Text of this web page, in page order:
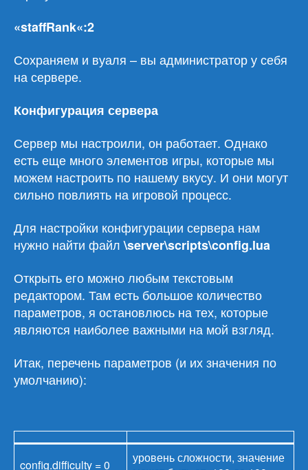
«staffRank«:2
Сохраняем и вуаля – вы администратор у себя
на сервере.
Конфигурация сервера
Сервер мы настроили, он работает. Однако
есть еще много элементов игры, которые мы
можем настроить по нашему вкусу. И они могут
сильно повлиять на игровой процесс.
Для настройки конфигурации сервера нам
нужно найти файл\server\scripts\config.lua
Открыть его можно любым текстовым
редактором. Там есть большое количество
параметров, я остановлюсь на тех, которые
являются наиболее важными на мой взгляд.
Итак, перечень параметров (и их значения по
умолчанию):
config.difficulty = 0
уровень сложности, значение